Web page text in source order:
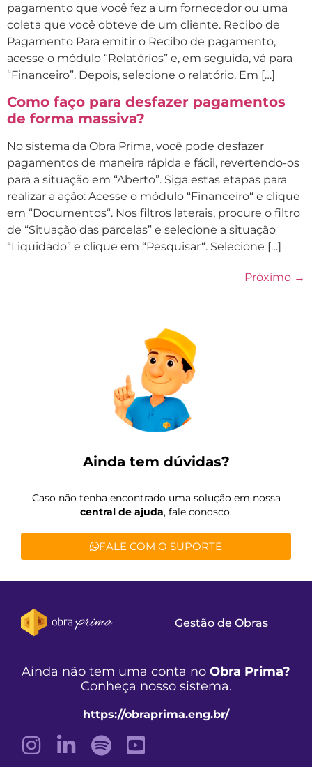
pagamento que você fez a um fornecedor ou uma
coleta que você obteve de um cliente. Recibo de
Pagamento Para emitir o Recibo de pagamento,
acesse o módulo “Relatórios” e, em seguida, vá para
“Financeiro”. Depois, selecione o relatório. Em […]
Como faço para desfazer pagamentos
de forma massiva?
No sistema da Obra Prima, você pode desfazer
pagamentos de maneira rápida e fácil, revertendo-os
para a situação em “Aberto”. Siga estas etapas para
realizar a ação: Acesse o módulo “Financeiro“ e clique
em “Documentos“. Nos filtros laterais, procure o filtro
de “Situação das parcelas” e selecione a situação
“Liquidado” e clique em “Pesquisar“. Selecione […]
Próximo →
Ainda tem dúvidas?
Caso não tenha encontrado uma solução em nossa
central de ajuda, fale conosco.
FALE COM O SUPORTE
Gestão de Obras
Ainda não tem uma conta no Obra Prima?
Conheça nosso sistema.
https://obraprima.eng.br/